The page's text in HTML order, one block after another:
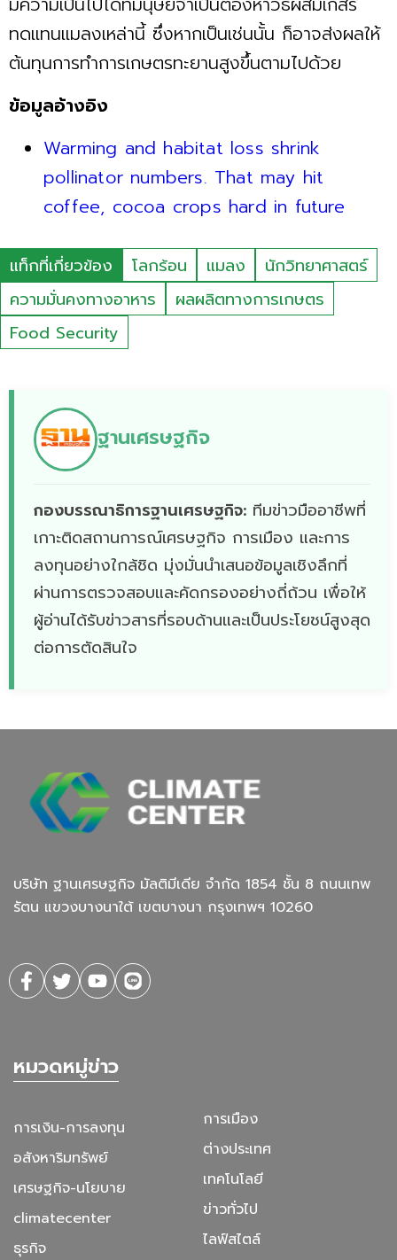
ทดแทนแมลงเหล่านี้ ซึ่งหากเป็นเช่นนั้น ก็อาจส่งผลให้
ต้นทุนการทำการเกษตรทะยานสูงขึ้นตามไปด้วย
ข้อมูลอ้างอิง
Warming and habitat loss shrink
pollinator numbers. That may hit
coffee, cocoa crops hard in future
แท็กที่เกี่ยวข้อง โลกร้อน แมลง
นักวิทยาศาสตร์
ความมั่นคงทางอาหาร
ผลผลิตทางการเกษตร
Food Security
ฐานเศรษฐกิจ
กองบรรณาธิการฐานเศรษฐกิจ: ทีมข่าวมืออาชีพที่
เกาะติดสถานการณ์เศรษฐกิจ การเมือง และการ
ลงทุนอย่างใกล้ชิด มุ่งมั่นนำเสนอข้อมูลเชิงลึกที่
ผ่านการตรวจสอบและคัดกรองอย่างถี่ถ้วน เพื่อให้
ผู้อ่านได้รับข่าวสารที่รอบด้านและเป็นประโยชน์สูงสุด
ต่อการตัดสินใจ
บริษัท ฐานเศรษฐกิจ มัลติมีเดีย จํากัด 1854 ชั้น 8 ถนนเทพ
รัตน แขวงบางนาใต้ เขตบางนา กรุงเทพฯ 10260
หมวดหมู่ข่าว
การเงิน-การลงทุน
อสังหาริมทรัพย์
เศรษฐกิจ-นโยบาย
climatecenter
ธุรกิจ
การเมือง
ต่างประเทศ
เทคโนโลยี
ข่าวทั่วไป
ไลฟ์สไตล์